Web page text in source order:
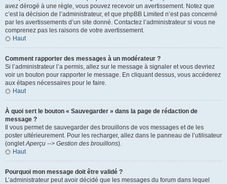
avez dérogé à une règle, vous pouvez recevoir un avertissement. Notez que
c’est la décision de l’administrateur, et que phpBB Limited n’est pas concerné
par les avertissements d’un site donné. Contactez l’administrateur si vous ne
comprenez pas les raisons de votre avertissement.
Haut
Comment rapporter des messages à un modérateur ?
Si l’administrateur l’a permis, allez sur le message à signaler et vous devriez
voir un bouton pour rapporter le message. En cliquant dessus, vous accéderez
aux étapes nécessaires pour le faire.
Haut
À quoi sert le bouton « Sauvegarder » dans la page de rédaction de
message ?
Il vous permet de sauvegarder des brouillons de vos messages et de les
poster ultérieurement. Pour les recharger, allez dans le panneau de l’utilisateur
(ongletAperçu --> Gestion des brouillons).
Haut
Pourquoi mon message doit être validé ?
L’administrateur peut avoir décidé que les messages du forum dans lequel